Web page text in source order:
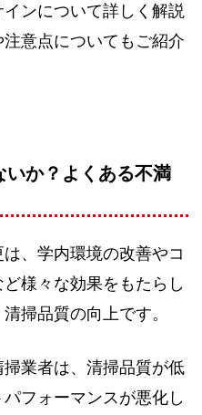
ンについて詳しく解説
意点についてもご紹介
か？よくある不満
、学内環境の改善やコ
様々な効果をもたらし
掃品質の向上です。
業者は、清掃品質が低
フォーマンスが悪化し